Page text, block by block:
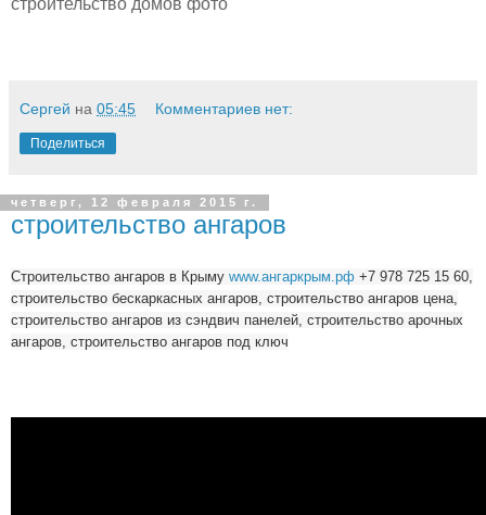
Сергей на 05:45 Комментариев нет:
Поделиться
четверг, 12 февраля 2015 г.
строительство ангаров
Строительство ангаров в Крыму www.ангаркрым.рф +7 978 725 15 60,
строительство бескаркасных ангаров, строительство ангаров цена,
строительство ангаров из сэндвич панелей, строительство арочных
ангаров, строительство ангаров под ключ